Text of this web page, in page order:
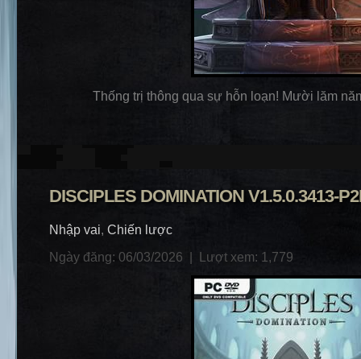
Thống trị thông qua sự hỗn loạn! Mười lăm
DISCIPLES DOMINATION V1.5.0.3413-
Nhập vai, Chiến lược
Ngày đăng: 06/03/2026 | Lượt xem: 1,779